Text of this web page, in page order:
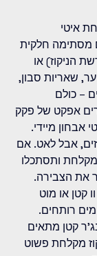
איטי
מסתימה חלקית
הניקוז) או
שאריות סבון,
– כולם
אפקט של פקק
אבחון מיידי.
אבל לאט. אם
ותסתכלו
את הצבירה.
וו קטן או מוט
רותחים.
קטן מתאים
מקלחת פשוט